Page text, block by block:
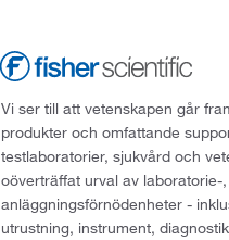
Vi ser till att vetenskapen går
produkter och omfattande
testlaboratorier, sjukvård och
oöverträffat urval av
anläggningsförnödenheter -
utrustning, instrument,